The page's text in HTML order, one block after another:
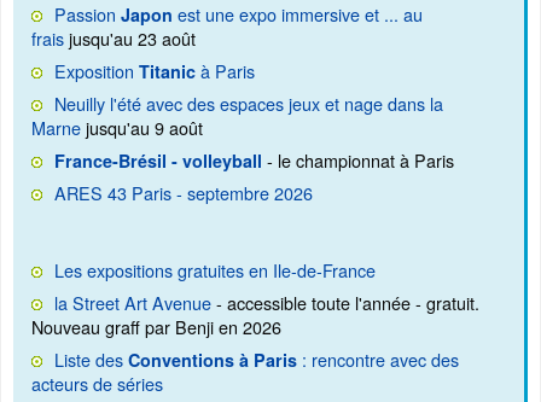
Passion Japon est une expo immersive et ... au
fraisjusqu'au 23 août
Exposition Titanic à Paris
Neuilly l'été avec des espaces jeux et nage dans la
Marnejusqu'au 9 août
France-Brésil - volleyball - le championnat à Paris
ARES 43 Paris - septembre 2026
Les expositions gratuites en Ile-de-France
la Street Art Avenue- accessible toute l'année - gratuit.
Nouveau graff par Benji en 2026
Liste des Conventions à Paris : rencontre avec des
acteurs de séries